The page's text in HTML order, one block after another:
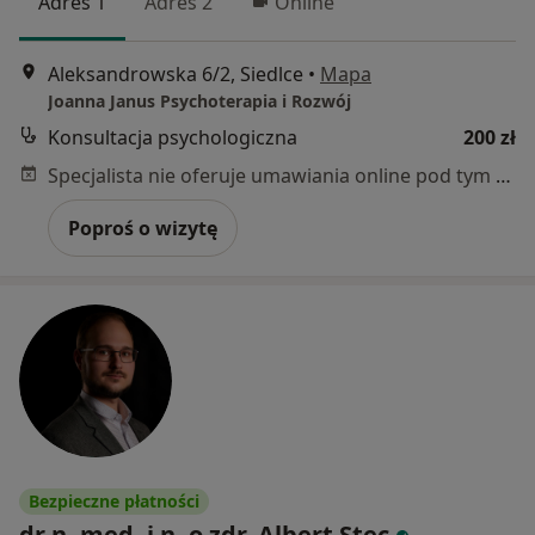
Aleksandrowska 6/2, Siedlce • Mapa
Joanna Janus Psychoterapia i Rozwój
Konsultacja psychologiczna
200 zł
Specjalista nie oferuje umawiania online pod tym adresem.
Poproś o wizytę
Bezpieczne płatności